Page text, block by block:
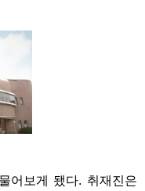
어보게 됐다. 취재진은